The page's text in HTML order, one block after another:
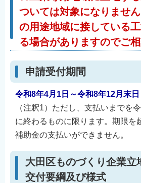
ついては対象になりません
の用途地域に接している
る場合がありますのでご相
申請受付期間
令和8年4月1日～令和8年12月末日
（注釈1）ただし、支払いまでを
に終わるものに限ります。期限を
補助金の支払いができません。
大田区ものづくり企業立
交付要綱及び様式